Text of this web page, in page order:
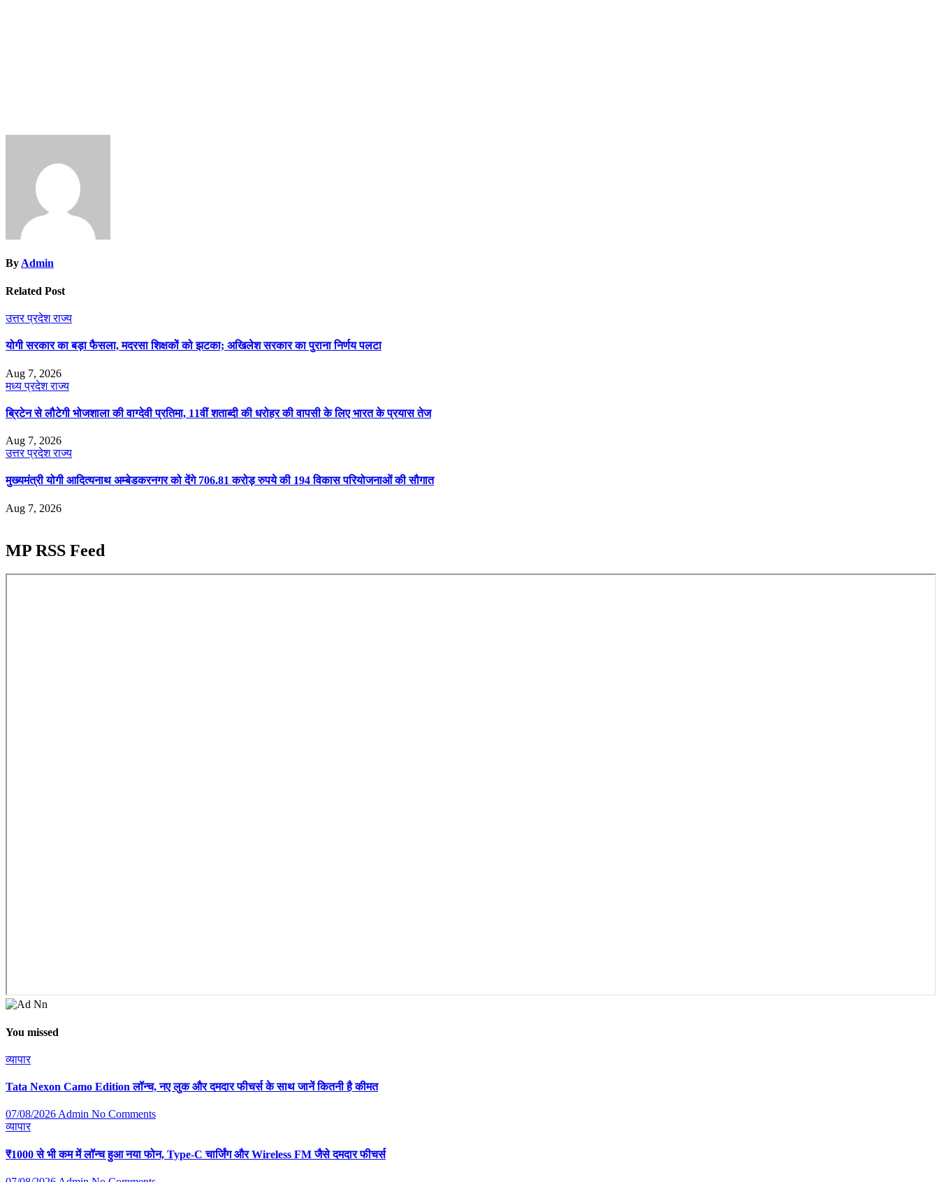
ByAdmin
Related Post
उत्तर प्रदेशराज्य
योगी सरकार का बड़ा फैसला, मदरसा शिक्षकों को झटका; अखिलेश सरकार का पुराना निर्णय पलटा
Aug 7, 2026
मध्य प्रदेशराज्य
ब्रिटेन से लौटेगी भोजशाला की वाग्देवी प्रतिमा, 11वीं शताब्दी की धरोहर की वापसी के लिए भारत के प्रयास तेज
Aug 7, 2026
उत्तर प्रदेशराज्य
मुख्यमंत्री योगी आदित्यनाथ अम्बेडकरनगर को देंगे 706.81 करोड़ रुपये की 194 विकास परियोजनाओं की सौगात
Aug 7, 2026
MP RSS Feed
You missed
व्यापार
Tata Nexon Camo Edition लॉन्च, नए लुक और दमदार फीचर्स के साथ जानें कितनी है कीमत
07/08/2026Admin No Comments
व्यापार
₹1000 से भी कम में लॉन्च हुआ नया फोन, Type-C चार्जिंग और Wireless FM जैसे दमदार फीचर्स